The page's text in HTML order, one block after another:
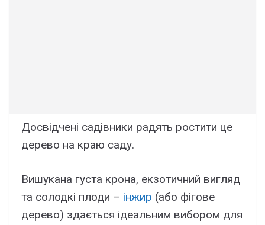
Досвідчені садівники радять ростити це
дерево на краю саду.
Вишукана густа крона, екзотичний вигляд
та солодкі плоди – інжир (або фігове
дерево) здається ідеальним вибором для